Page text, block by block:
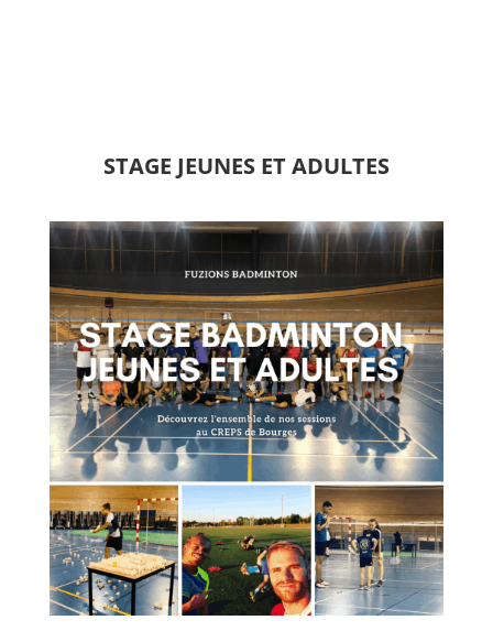
STAGE JEUNES ET ADULTES